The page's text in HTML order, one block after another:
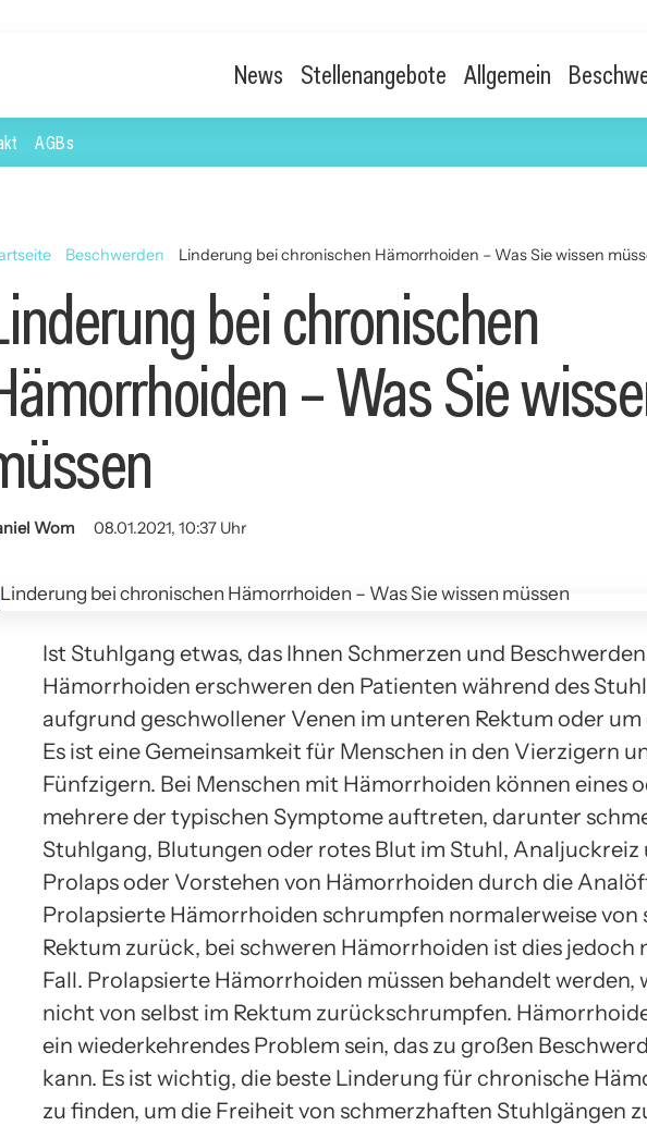
News Stellenangebote Allgemein
AGBs
Beschwerden Linderung bei chronischen Hämorrhoiden – Was Sie wissen
bei chronischen
– Was Sie
Wom 08.01.2021, 10:37 Uhr
Ist Stuhlgang etwas, das Ihnen Schmerzen und
Hämorrhoiden erschweren den Patienten während des
aufgrund geschwollener Venen im unteren Rektum oder um
Es ist eine Gemeinsamkeit für Menschen in den Vierzigern
Fünfzigern. Bei Menschen mit Hämorrhoiden können eines
mehrere der typischen Symptome auftreten, darunter
Stuhlgang, Blutungen oder rotes Blut im Stuhl, Analjuckreiz
Prolaps oder Vorstehen von Hämorrhoiden durch die
Prolapsierte Hämorrhoiden schrumpfen normalerweise von
Rektum zurück, bei schweren Hämorrhoiden ist dies jedoch
Fall. Prolapsierte Hämorrhoiden müssen behandelt werden,
nicht von selbst im Rektum zurückschrumpfen.
ein wiederkehrendes Problem sein, das zu großen
kann. Es ist wichtig, die beste Linderung für chronische
zu finden, um die Freiheit von schmerzhaften Stuhlgängen